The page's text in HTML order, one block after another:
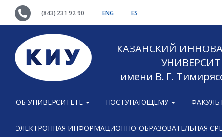
(843) 231 92 90 ENG ES
КАЗАНСКИЙ
имени В. Г.
ОБ УНИВЕРСИТЕТЕ ПОСТУПАЮЩЕМУ
ЭЛЕКТРОННАЯ ИНФОРМАЦИОННО-ОБРАЗОВАТЕЛЬНАЯ